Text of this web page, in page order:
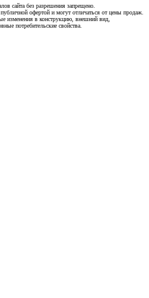
сайта без разрешения запрещено.
офертой и могут отличаться от цены продаж.
изменения в конструкцию, внешний вид,
потребительские свойства.